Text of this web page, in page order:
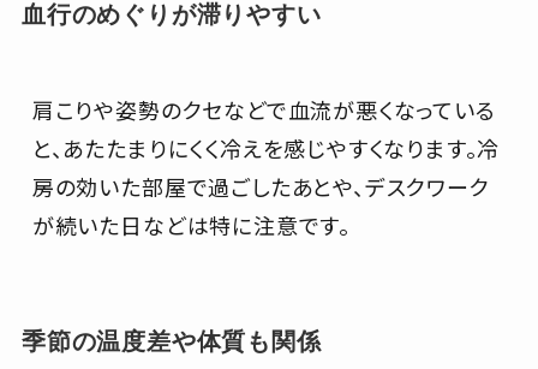
血行のめぐりが滞りやすい
肩こりや姿勢のクセなどで血流が悪くなっている
と、あたたまりにくく冷えを感じやすくなります。冷
房の効いた部屋で過ごしたあとや、デスクワーク
が続いた日などは特に注意です。
季節の温度差や体質も関係